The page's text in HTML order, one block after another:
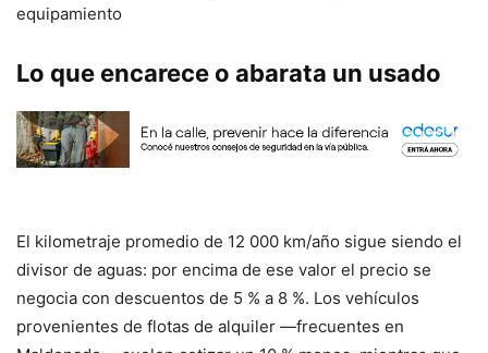
equipamiento
Lo que encarece o abarata un usado
El kilometraje promedio de 12 000 km/año sigue siendo el
divisor de aguas: por encima de ese valor el precio se
negocia con descuentos de 5 % a 8 %. Los vehículos
provenientes de flotas de alquiler —frecuentes en